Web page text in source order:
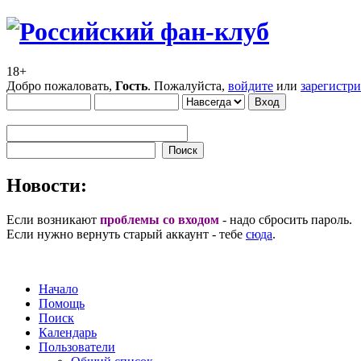
18+
Добро пожаловать, Гость. Пожалуйста, войдите или
Новости:
Если возникают проблемы со входом - надо сбросить пароль.
Если нужно вернуть старый аккаунт - тебе сюда.
Начало
Помощь
Поиск
Календарь
Пользователи